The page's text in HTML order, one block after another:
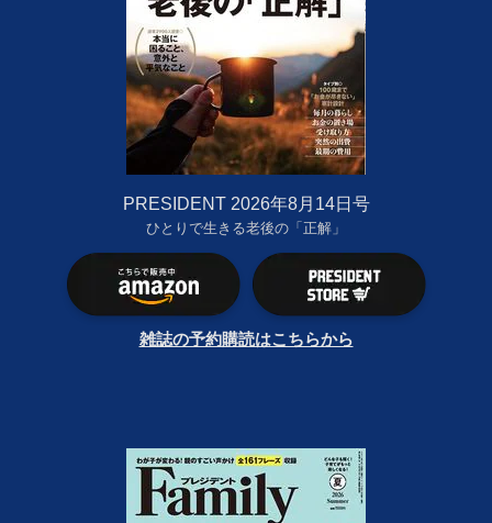
PRESIDENT 2026年8月14日号
ひとりで生きる老後の「正解」
雑誌の予約購読はこちらから